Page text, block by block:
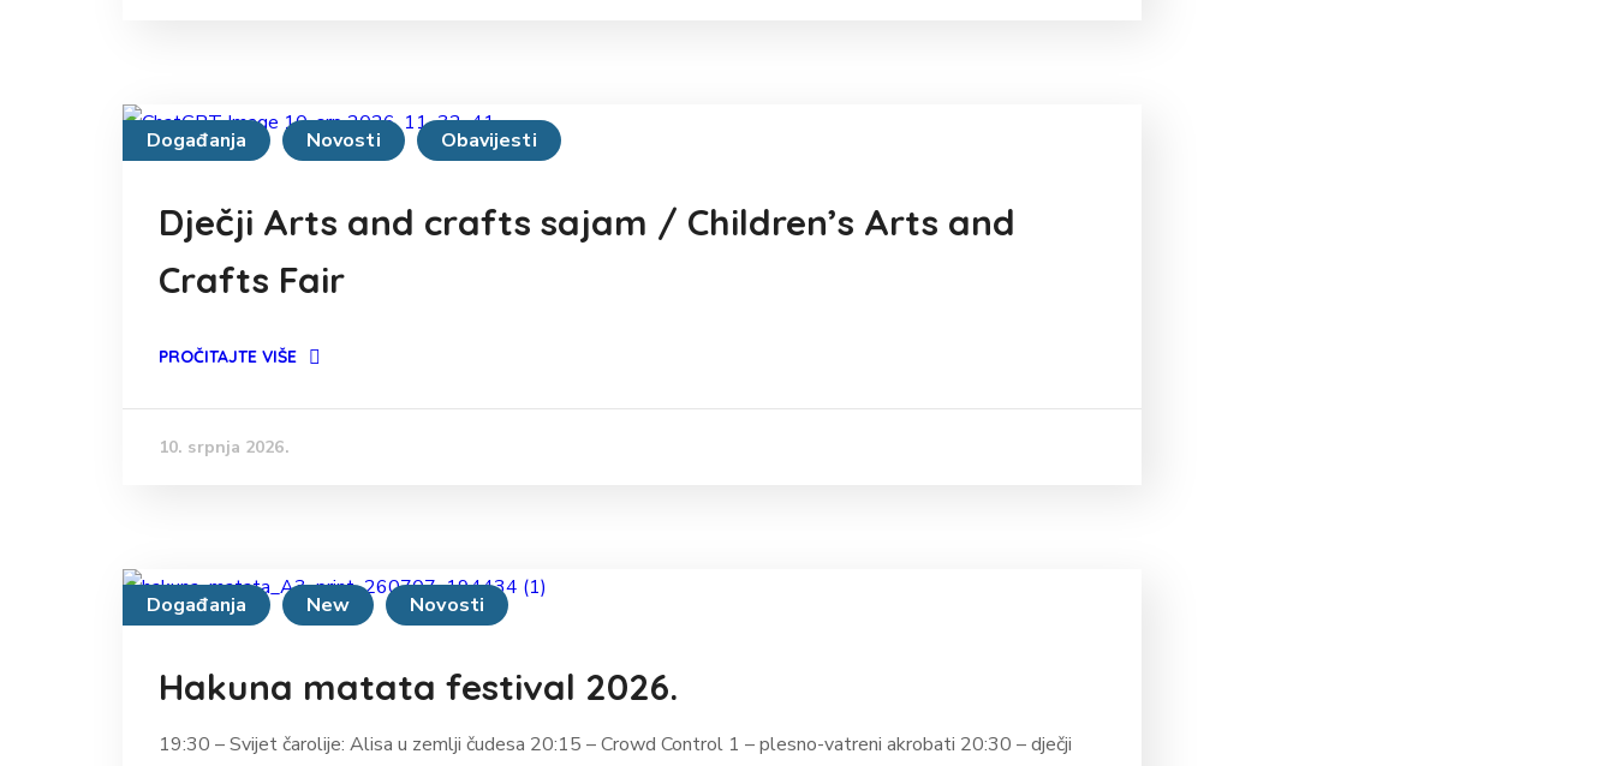
Događanja Novosti Obavijesti
Dječji Arts and crafts sajam / Children’s Arts and
Crafts Fair
PROČITAJTE VIŠE
10. srpnja 2026.
Događanja New Novosti
Hakuna matata festival 2026.
19:30 – Svijet čarolije: Alisa u zemlji čudesa 20:15 – Crowd Control 1 – plesno-vatreni akrobati 20:30 – dječji